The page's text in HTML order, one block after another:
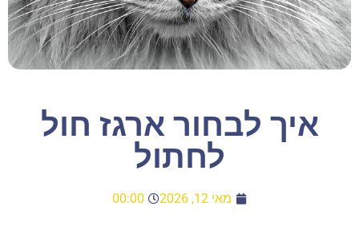
איך לבחור ארגז חול
לחתול
מאי 12, 2026 00:00